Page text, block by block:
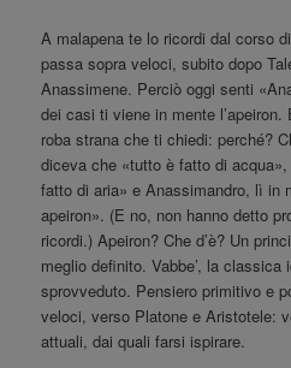
A malapena te lo ricordi dal corso
passa sopra veloci, subito dopo
Anassimene. Perciò oggi senti
dei casi ti viene in mente l’apeiron.
roba strana che ti chiedi: perché?
diceva che «tutto è fatto di
fatto di aria» e Anassimandro, lì in
apeiron». (E no, non hanno detto
ricordi.) Apeiron? Che d’è? Un
meglio definito. Vabbe’, la
sprovveduto. Pensiero primitivo e
veloci, verso Platone e Aristotele:
attuali, dai quali farsi ispirare.